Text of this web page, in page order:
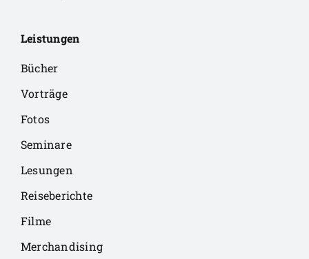
Leistungen
Bücher
Vorträge
Fotos
Seminare
Lesungen
Reiseberichte
Filme
Merchandising